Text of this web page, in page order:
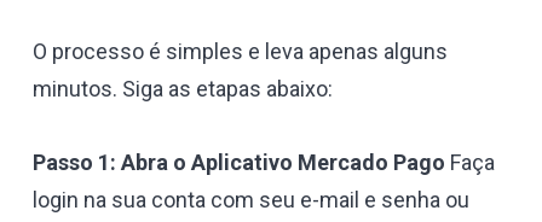
O processo é simples e leva apenas alguns
minutos. Siga as etapas abaixo:
Passo 1: Abra o Aplicativo Mercado Pago Faça
login na sua conta com seu e-mail e senha ou